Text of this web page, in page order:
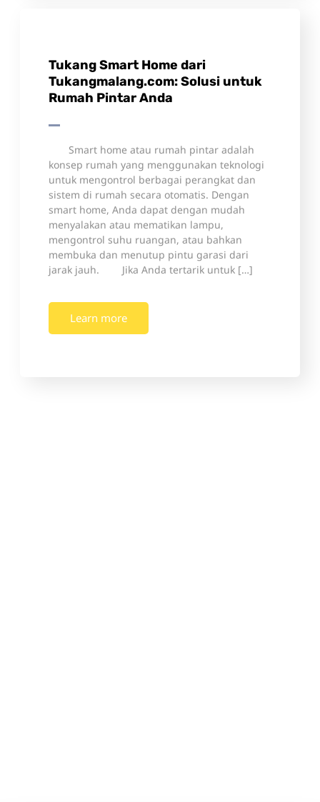
Tukang Smart Home dari
Tukangmalang.com: Solusi untuk
Rumah Pintar Anda
Smart home atau rumah pintar adalah
konsep rumah yang menggunakan teknologi
untuk mengontrol berbagai perangkat dan
sistem di rumah secara otomatis. Dengan
smart home, Anda dapat dengan mudah
menyalakan atau mematikan lampu,
mengontrol suhu ruangan, atau bahkan
membuka dan menutup pintu garasi dari
jarak jauh. Jika Anda tertarik untuk […]
Learn more